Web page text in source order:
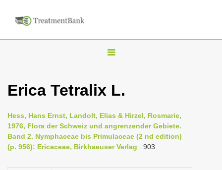
T
n
a
Erica Tetralix L.
Hess, Hans Ernst, Landolt, Elias & Hirzel, Rosmarie,
1976, Flora der Schweiz und angrenzender Gebiete.
Band 2. Nymphaceae bis Primulaceae (2 nd edition)
(p. 956): Ericaceae, Birkhaeuser Verlag : 903